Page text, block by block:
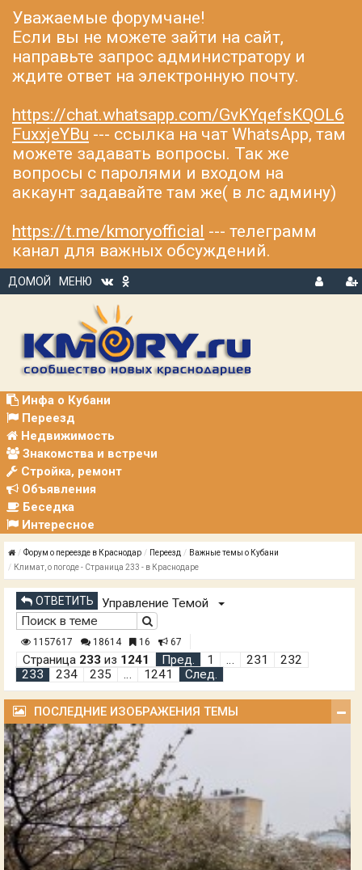
Уважаемые форумчане!
Если вы не можете зайти на сайт,
направьте запрос администратору и
ждите ответ на электронную почту.
https://chat.whatsapp.com/GvKYqefsKQOL6
FuxxjeYBu --- ссылка на чат WhatsApp, там
можете задавать вопросы. Так же
вопросы с паролями и входом на
аккаунт задавайте там же( в лс админу)
https://t.me/kmoryofficial --- телеграмм
канал для важных обсуждений.
ДОМОЙ
МЕНЮ
В
Р
Инфа о Кубани
Переезд
Недвижимость
Знакомства и встречи
Стройка, ремонт
Объявления
Беседка
Интересное
Форум о переезде в Краснодар Переезд
Важные темы о Кубани
Климат, о погоде - Страница 233 - в Краснодаре
ОТВЕТИТЬ Управление Темой
1157617 18614 16 67
Страница 233 из 1241 Пред. 1 … 231
232
233
234 235 … 1241 След.
ПОСЛЕДНИЕ ИЗОБРАЖЕНИЯ ТЕМЫ